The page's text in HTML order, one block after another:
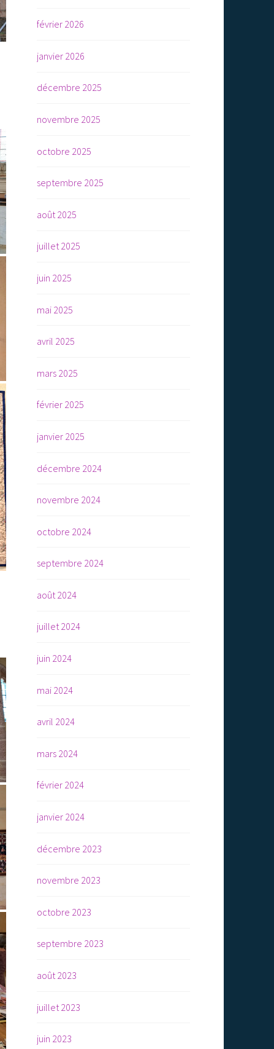
février 2026
janvier 2026
décembre 2025
novembre 2025
octobre 2025
septembre 2025
août 2025
juillet 2025
juin 2025
mai 2025
avril 2025
mars 2025
février 2025
janvier 2025
décembre 2024
novembre 2024
octobre 2024
septembre 2024
août 2024
juillet 2024
juin 2024
mai 2024
avril 2024
mars 2024
février 2024
janvier 2024
décembre 2023
novembre 2023
octobre 2023
septembre 2023
août 2023
juillet 2023
juin 2023